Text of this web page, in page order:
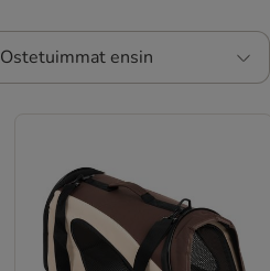
Ostetuimmat ensin